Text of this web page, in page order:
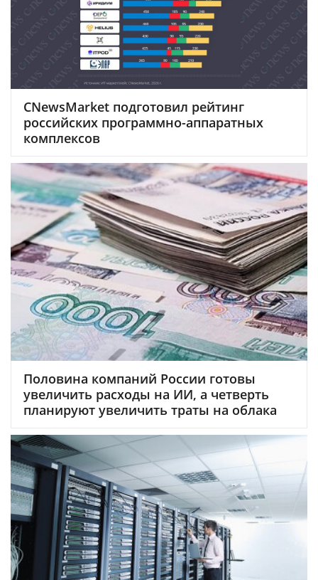
CNewsMarket подготовил рейтинг
российских программно-аппаратных
комплексов
Половина компаний России готовы
увеличить расходы на ИИ, а четверть
планируют увеличить траты на облака